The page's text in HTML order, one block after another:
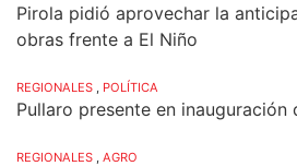
Pirola pidió aprovechar la
obras frente a El Niño
REGIONALES , POLÍTICA
Pullaro presente en inauguración
REGIONALES , AGRO